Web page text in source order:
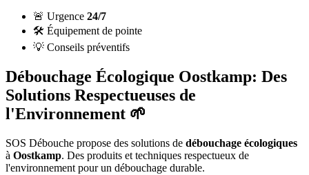
🚨 Urgence 24/7
🛠️ Équipement de pointe
💡 Conseils préventifs
Débouchage Écologique Oostkamp: Des
Solutions Respectueuses de
l'Environnement 🌱
SOS Débouche propose des solutions de débouchage écologiques
à Oostkamp. Des produits et techniques respectueux de
l'environnement pour un débouchage durable.